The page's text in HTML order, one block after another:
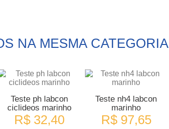
NA MESMA CATEGORIA
Teste ph labcon
ciclideos marinho
R$ 32,40
Teste nh4 labcon
marinho
R$ 97,65